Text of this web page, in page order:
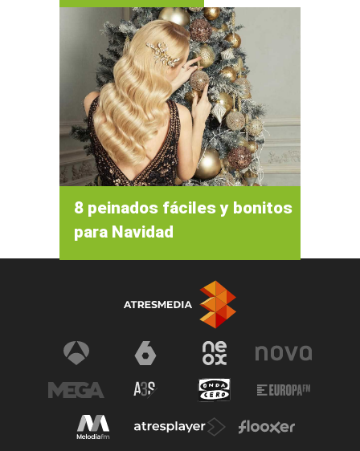
8 peinados fáciles y bonitos
para Navidad